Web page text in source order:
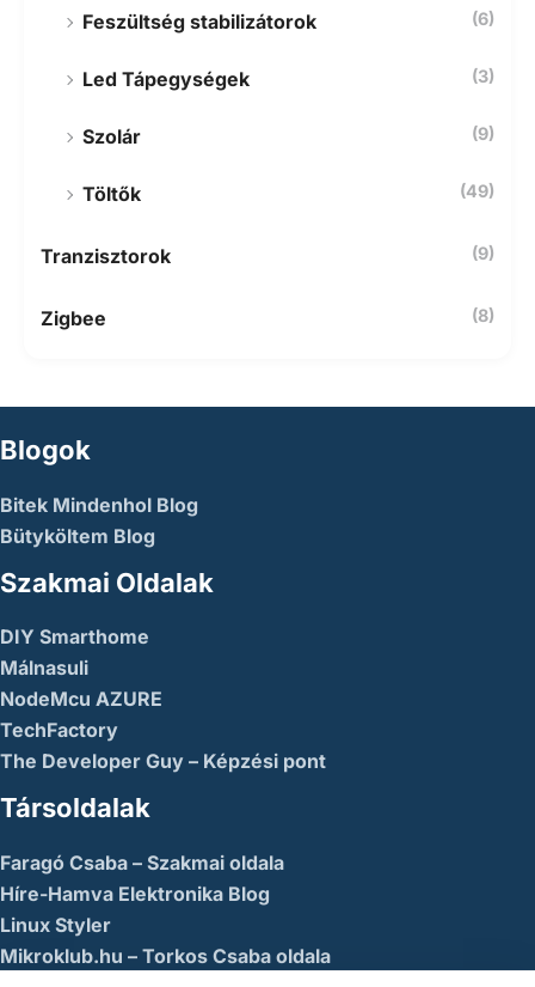
Feszültség stabilizátorok (6)
Led Tápegységek (3)
Szolár (9)
Töltők (49)
Tranzisztorok (9)
Zigbee (8)
Blogok
Bitek Mindenhol Blog
Bütyköltem Blog
Szakmai Oldalak
DIY Smarthome
Málnasuli
NodeMcu AZURE
TechFactory
The Developer Guy – Képzési pont
Társoldalak
Faragó Csaba – Szakmai oldala
Híre-Hamva Elektronika Blog
Linux Styler
Mikroklub.hu – Torkos Csaba oldala